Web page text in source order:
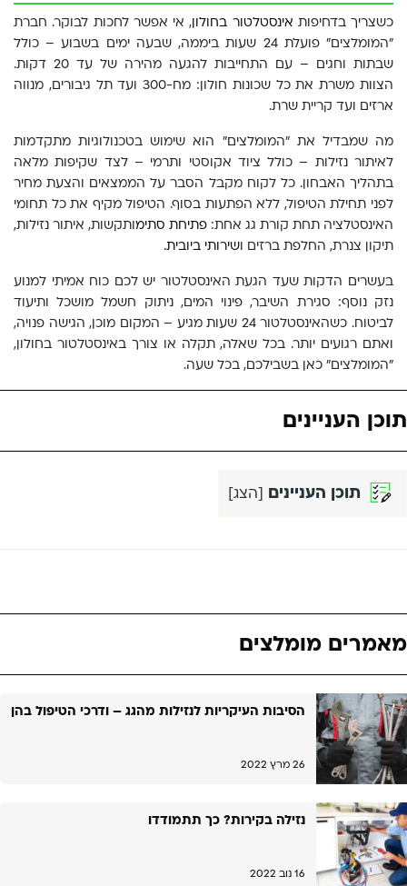
כשצריך בדחיפות אינסטלטור בחולון, אי אפשר לחכות לבוקר. חברת
"המומלצים" פועלת 24 שעות ביממה, שבעה ימים בשבוע – כולל
שבתות וחגים – עם התחייבות להגעה מהירה של עד 20 דקות.
הצוות משרת את כל שכונות חולון: מח-300 ועד תל גיבורים, מנווה
ארזים ועד קריית שרת.
מה שמבדיל את "המומלצים" הוא שימוש בטכנולוגיות מתקדמות
לאיתור נזילות – כולל ציוד אקוסטי ותרמי – לצד שקיפות מלאה
בתהליך האבחון. כל לקוח מקבל הסבר על הממצאים והצעת מחיר
לפני תחילת הטיפול, ללא הפתעות בסוף. הטיפול מקיף את כל תחומי
האינסטלציה תחת קורת גג אחת: פתיחת סתימותקשות, איתור נזילות,
תיקון צנרת, החלפת ברזים ושירותי ביובית.
בעשרים הדקות שעד הגעת האינסטלטור יש לכם כוח אמיתי למנוע
נזק נוסף: סגירת השיבר, פינוי המים, ניתוק חשמל מושכל ותיעוד
לביטוח. כשהאינסטלטור 24 שעות מגיע – המקום מוכן, הגישה פנויה,
ואתם רגועים יותר. בכל שאלה, תקלה או צורך באינסטלטור בחולון,
"המומלצים" כאן בשבילכם, בכל שעה.
תוכן העניינים
תוכן העניינים [הצג]
מאמרים מומלצים
הסיבות העיקריות לנזילות מהגג – ודרכי הטיפול בהן
26 מרץ 2022
נזילה בקירות? כך תתמודדו
16 נוב 2022